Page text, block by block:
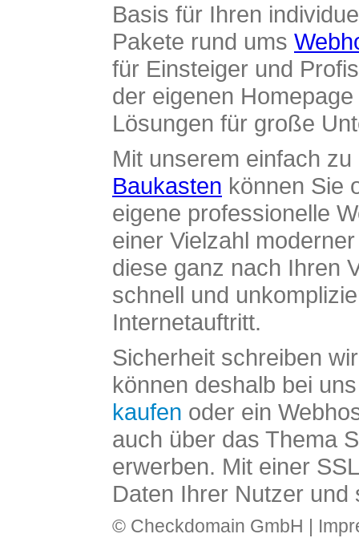
Basis für Ihren
Pakete rund ums
für Einsteiger und
der eigenen
Lösungen für große
Mit unserem einfach
Baukasten können Sie
eigene professionelle
einer Vielzahl
diese ganz nach Ihren
schnell und
Internetauftritt.
Sicherheit schreiben
können deshalb bei
kaufen oder ein
auch über das Thema
erwerben. Mit einer
Daten Ihrer Nutzer und
© Checkdomain GmbH |